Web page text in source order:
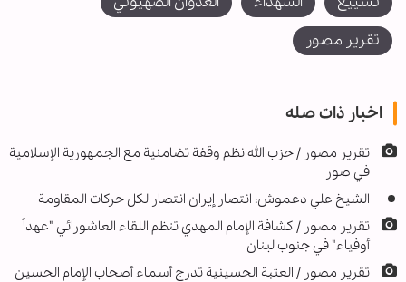
تقرير مصور
اخبار ذات صله
تقرير مصور / حزب الله نظم وقفة تضامنية مع الجمهورية الإسلامية
في صور
الشيخ علي دعموش: انتصار إيران انتصار لكل ‏حركات المقاومة
تقریر مصور / كشافة الإمام المهدي تنظم اللقاء العاشورائي "عهداً
أوفياء" في جنوب لبنان
تقریر مصور / العتبة الحسينية تدرج أسماء أصحاب الإمام الحسين